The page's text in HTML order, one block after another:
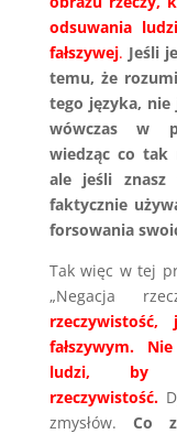
odsuwania
fałszywej. Jeśli
temu, że
tego języka,
wówczas w
wiedząc co tak
ale jeśli
faktycznie
forsowania
Tak więc w tej
„Negacja
fałszywym.
ludzi, by
rzeczywistość.
zmysłów. Co